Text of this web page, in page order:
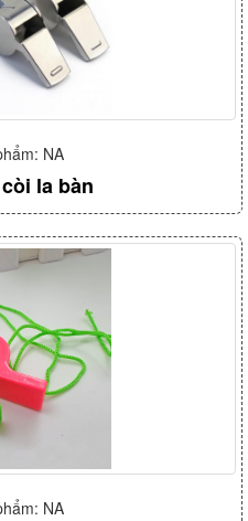
NA
la bàn
NA